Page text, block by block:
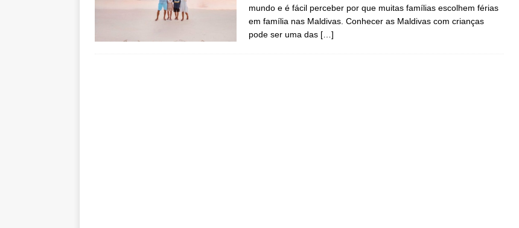
[ 13 de novembro de 2025 ] Lua de mel inesquecível em Nova Maldives com desconto
mundo e é fácil perceber por que muitas famílias escolhem férias
em família nas Maldivas. Conhecer as Maldivas com crianças
pode ser uma das […]